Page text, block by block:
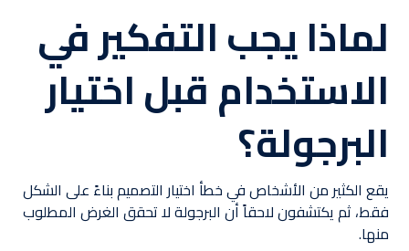
لماذا يجب التفكير في
الاستخدام قبل اختيار
البرجولة؟
يقع الكثير من الأشخاص في خطأ اختيار التصميم بناءً على الشكل
فقط، ثم يكتشفون لاحقاً أن البرجولة لا تحقق الغرض المطلوب
منها.